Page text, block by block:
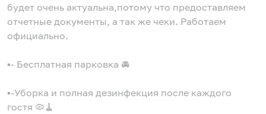
будет очень актуальна,потому что предоставляем
отчетные документы, а так же чеки. Работаем
официально.
▪️- Бесплатная парковка 🚘
▪️-Уборка и полная дезинфекция после каждого
гостя 🦠🧹